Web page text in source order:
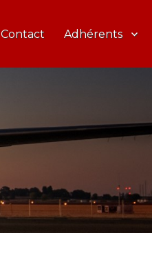
Contact Adhérents